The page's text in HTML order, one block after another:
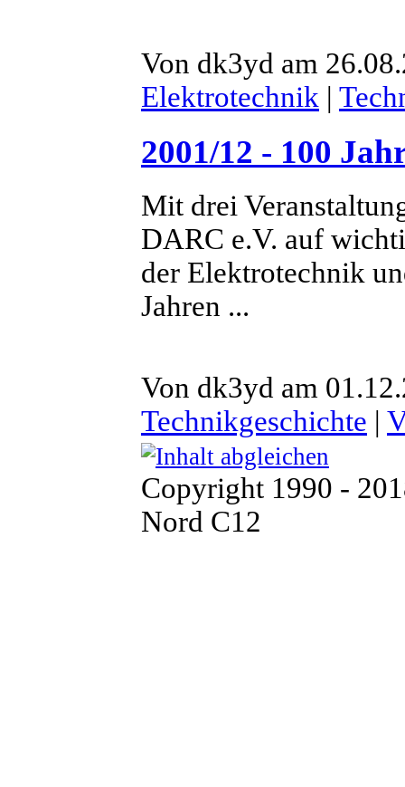
Von dk3yd am
Elektrotechnik |
2001/12 - 100
Mit drei
DARC e.V. auf
der Elektrotechnik
Jahren ...
Von dk3yd am
Technikgeschichte |
Copyright 1990 -
Nord C12